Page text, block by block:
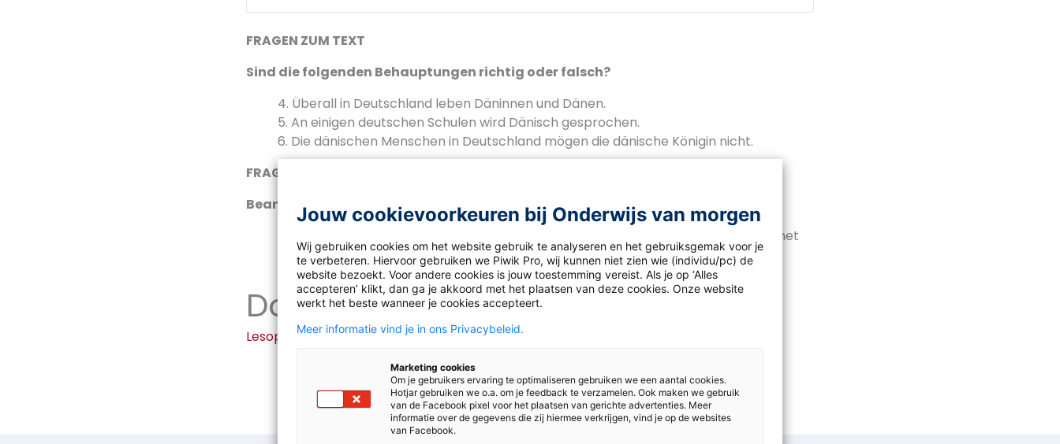
FRAGEN ZUM TEXT
Sind die folgenden Behauptungen richtig oder falsch?
4. Überall in Deutschland leben Däninnen und Dänen.
5. An einigen deutschen Schulen wird Dänisch gesprochen.
6. Die dänischen Menschen in Deutschland mögen die dänische Königin nicht.
FRAGE NACH DEM LESEN
Beantwortet diese Frage in Zweiergruppen auf Niederländisch.
7. Hat Deutschland auch einen König oder eine Königin? Schaut eventuell im Internet
nach.
Downloads
Lesopener-ob-week 41-Antworten Ein Stückchen Dänemark in Deutschland
Jouw cookievoorkeuren bij Onderwijs van morgen
Wij gebruiken cookies om het website gebruik te analyseren en het gebruiksgemak voor je
te verbeteren. Hiervoor gebruiken we Piwik Pro, wij kunnen niet zien wie (individu/pc) de
website bezoekt. Voor andere cookies is jouw toestemming vereist. Als je op ‘Alles
accepteren’ klikt, dan ga je akkoord met het plaatsen van deze cookies. Onze website
werkt het beste wanneer je cookies accepteert.
Meer informatie vind je in ons Privacybeleid.
Marketing cookies
Om je gebruikers ervaring te optimaliseren gebruiken we een aantal cookies.
Hotjar gebruiken we o.a. om je feedback te verzamelen. Ook maken we gebruik
van de Facebook pixel voor het plaatsen van gerichte advertenties. Meer
informatie over de gegevens die zij hiermee verkrijgen, vind je op de websites
van Facebook.